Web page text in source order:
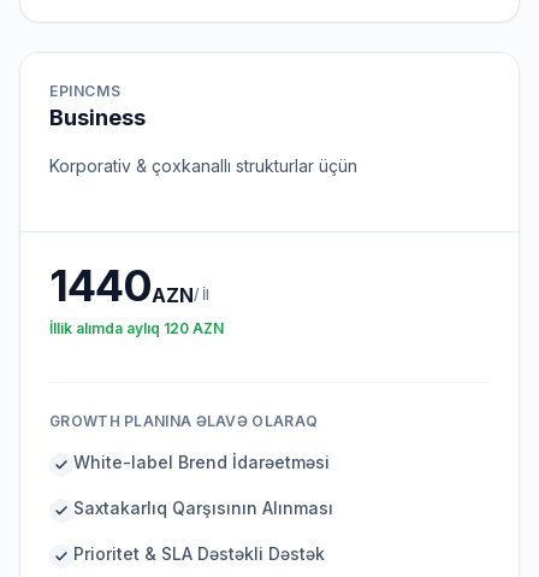
EPINCMS
Business
Korporativ & çoxkanallı strukturlar üçün
1440AZN/ İl
İllik alımda aylıq 120 AZN
GROWTH PLANINA ƏLAVƏ OLARAQ
White-label Brend İdarəetməsi
Saxtakarlıq Qarşısının Alınması
Prioritet & SLA Dəstəkli Dəstək